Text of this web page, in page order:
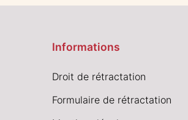
Informations
Droit de rétractation
Formulaire de rétractation